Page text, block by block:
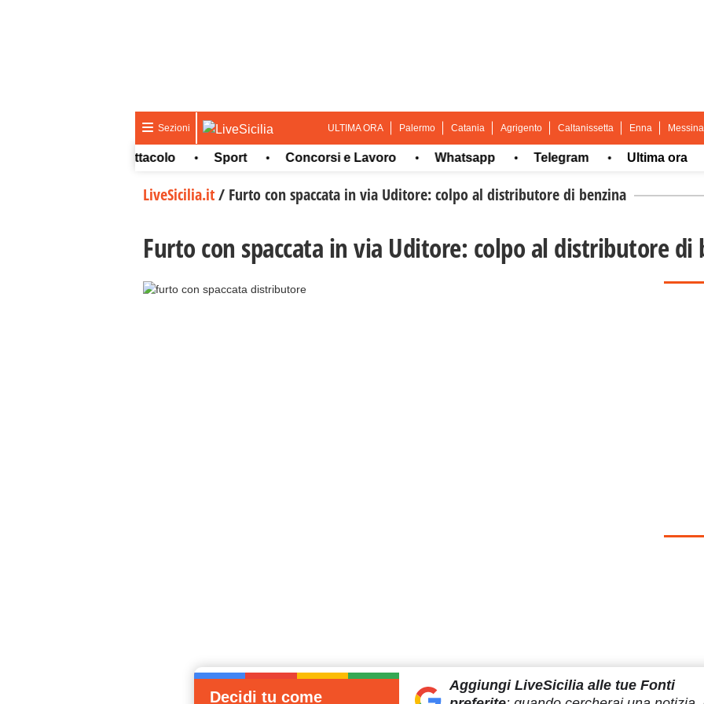
Sezioni ULTIMA ORA Palermo Catania Agrigento Caltanissetta Enna Messina
Cultura e spettacolo • Sport • Concorsi e Lavoro • Whatsapp • Telegram • Ultima ora •
LiveSicilia.it/ Furto con spaccata in via Uditore: colpo al distributore di benzina
Furto con spaccata in via Uditore: colpo al distributore di
Decidi tu come
Aggiungi LiveSiciliaalle tue Fonti